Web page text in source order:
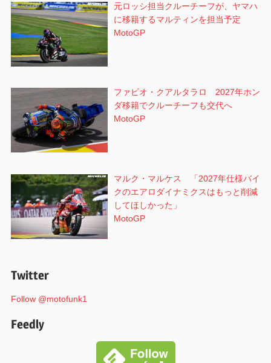
元ロッシ担当クルーチーフが、ヤマハ
に移籍するマルティンを担当予定
MotoGP
ファビオ・クアルタラロ 2027年ホン
ダ移籍でクルーチーフも交代へ
MotoGP
マルク・マルケス 「2027年仕様バイ
クのエアロダイナミクスはもっと削減
してほしかった」
MotoGP
Twitter
Follow @motofunk1
Feedly